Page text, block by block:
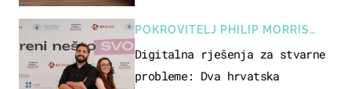
POKROVITELJ PHILIP MORRIS
ZAGREB
Digitalna rješenja za stvarne
probleme: Dva hrvatska